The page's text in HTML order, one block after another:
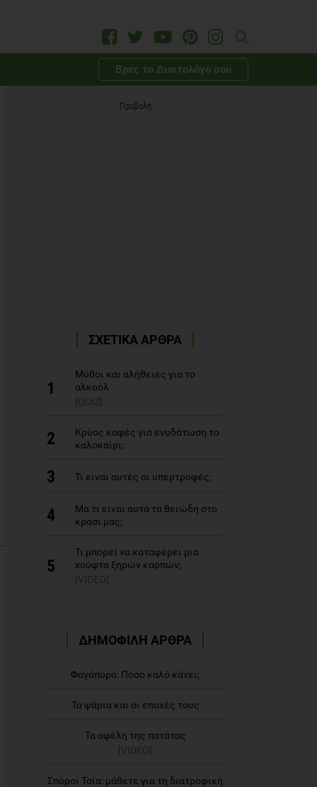
Βρες το Διαιτολόγο σου
Προβολή
ΣΧΕΤΙΚΑ ΑΡΘΡΑ
1
Μύθοι και αλήθειες για το
αλκοόλ
[QUIZ]
2
Κρύος καφές για ενυδάτωση το
καλοκαίρι;
3 Τι είναι αυτές οι υπερτροφές;
4
Μα τι είναι αυτά τα θειώδη στο
κρασί μας;
5
Τι μπορεί να καταφέρει μια
χούφτα ξηρών καρπών;
[VIDEO]
ΔΗΜΟΦΙΛΗ ΑΡΘΡΑ
Φαγόπυρο: Πόσο καλό κάνει;
Τα ψάρια και οι εποχές τους
Τα οφέλη της πατάτας
[VIDEO]
Σπόροι Τσία: μάθετε για τη διατροφική